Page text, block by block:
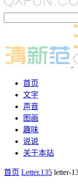
首页
文字
声音
图画
趣味
说说
关于本站
首页 Letter.135 letter-